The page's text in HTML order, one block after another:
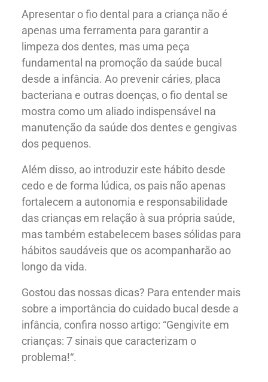
Nossos Parceiros
Apresentar o fio dental para a criança não é
apenas uma ferramenta para garantir a
limpeza dos dentes, mas uma peça
fundamental na promoção da saúde bucal
desde a infância. Ao prevenir cáries, placa
bacteriana e outras doenças, o fio dental se
mostra como um aliado indispensável na
manutenção da saúde dos dentes e gengivas
dos pequenos.
Além disso, ao introduzir este hábito desde
cedo e de forma lúdica, os pais não apenas
fortalecem a autonomia e responsabilidade
das crianças em relação à sua própria saúde,
mas também estabelecem bases sólidas para
hábitos saudáveis que os acompanharão ao
longo da vida.
Gostou das nossas dicas? Para entender mais
sobre a importância do cuidado bucal desde a
infância, confira nosso artigo: “Gengivite em
crianças: 7 sinais que caracterizam o
problema!“.